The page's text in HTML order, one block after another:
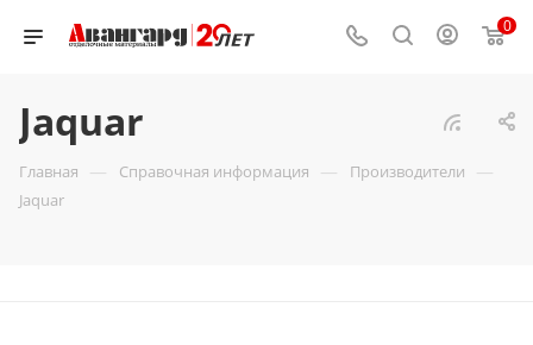
0
Jaquar
Главная — Справочная информация — Производители —
Jaquar